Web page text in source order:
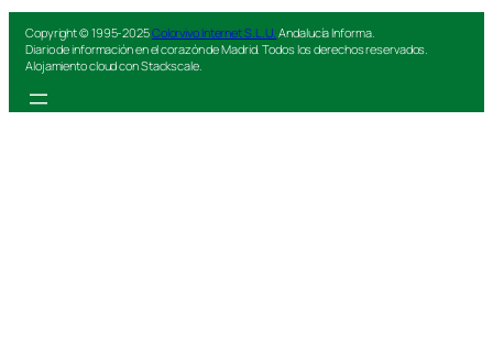
Copyright © 1995-2025Colorvivo Internet S.L.U. Andalucía Informa.
Diario de información en el corazón de Madrid. Todos los derechos reservados.
Alojamiento cloud con Stackscale.